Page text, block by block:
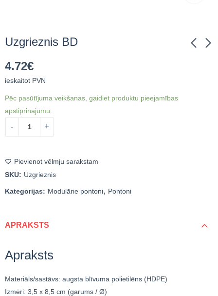
Uzgrieznis BD
3,265.89€
4.72€
ieskaitot PVN
Pēc pasūtījuma veikšanas, gaidiet produktu pieejamības
apstiprinājumu.
Pievienot vēlmju sarakstam
SKU: Uzgrieznis
Kategorijas: Modulārie pontoni, Pontoni
APRAKSTS
Apraksts
Materiāls/sastāvs: augsta blīvuma polietilēns (HDPE)
Izmēri: 3,5 x 8,5 cm (garums / Ø)